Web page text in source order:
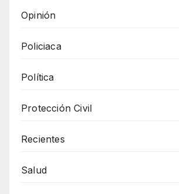
Opinión
Policiaca
Política
Protección Civil
Recientes
Salud